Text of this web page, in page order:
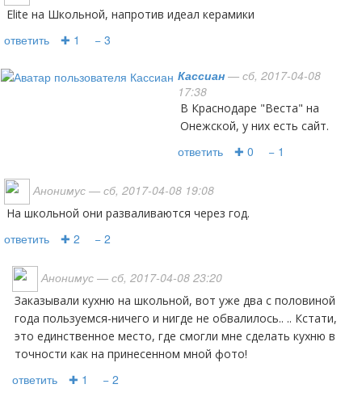
Elite на Школьной, напротив идеал керамики
ответить ✚ 1 − 3
Кассиан — сб, 2017-04-08
17:38
В Краснодаре "Веста" на
Онежской, у них есть сайт.
ответить ✚ 0 − 1
Анонимус — сб, 2017-04-08 19:08
На школьной они разваливаются через год.
ответить ✚ 2 − 2
Анонимус — сб, 2017-04-08 23:20
Заказывали кухню на школьной, вот уже два с половиной
года пользуемся-ничего и нигде не обвалилось.. .. Кстати,
это единственное место, где смогли мне сделать кухню в
точности как на принесенном мной фото!
ответить ✚ 1 − 2